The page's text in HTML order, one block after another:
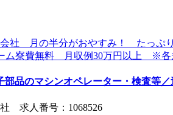
部品のマシンオペレーター・検査等
求人番号：1068526